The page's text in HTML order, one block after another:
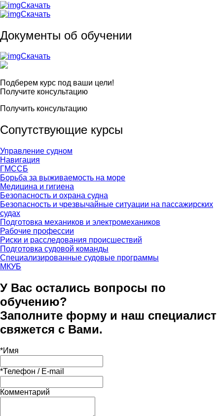
Скачать
Скачать
Документы об обучении
Скачать
Подберем курс под ваши цели!
Получите консультацию
Получить консультацию
Сопутствующие курсы
Управление судном
Навигация
ГМССБ
Борьба за выживаемость на море
Медицина и гигиена
Безопасность и охрана судна
Безопасность и чрезвычайные ситуации на пассажирских
судах
Подготовка механиков и электромехаников
Рабочие профессии
Риски и расследования происшествий
Подготовка судовой команды
Специализированные судовые программы
МКУБ
У Вас остались вопросы по
обучению?
Заполните форму и наш специалист
свяжется с Вами.
*Имя
*Телефон / E-mail
Комментарий